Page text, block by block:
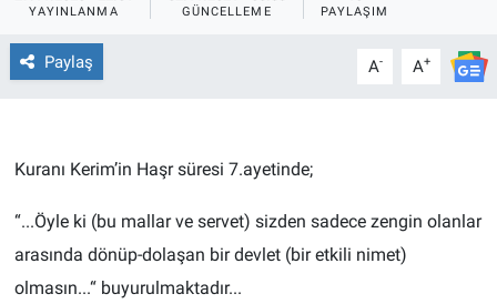
YAYINLANMA GÜNCELLEME PAYLAŞIM
Paylaş A- A+
Kuranı Kerim’in Haşr süresi 7.ayetinde;
“...Öyle ki (bu mallar ve servet) sizden sadece zengin olanlar
arasında dönüp-dolaşan bir devlet (bir etkili nimet)
olmasın...“ buyurulmaktadır...
İlçeler